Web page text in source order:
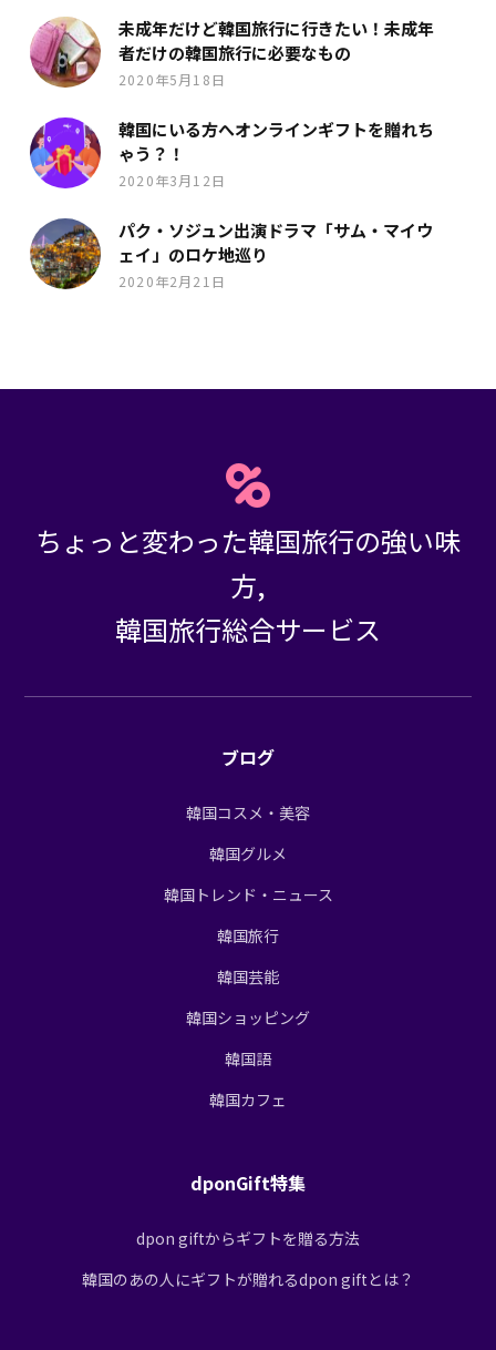
未成年だけど韓国旅行に行きたい！未成年
者だけの韓国旅行に必要なもの
2020年5月18日
韓国にいる方へオンラインギフトを贈れち
ゃう？！
2020年3月12日
パク・ソジュン出演ドラマ「サム・マイウ
ェイ」のロケ地巡り
2020年2月21日
ちょっと変わった韓国旅行の強い味
方,
韓国旅行総合サービス
ブログ
韓国コスメ・美容
韓国グルメ
韓国トレンド・ニュース
韓国旅行
韓国芸能
韓国ショッピング
韓国語
韓国カフェ
dponGift特集
dpon giftからギフトを贈る方法
韓国のあの人にギフトが贈れるdpon giftとは？